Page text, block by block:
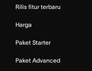
Rilis fitur terbaru
Harga
Paket Starter
Paket Advanced